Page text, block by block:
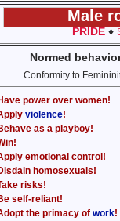
Male
PRIDE♦
Normed
Conformity to
power over women!
violence!
as a playboy!
emotional control!
homosexuals!
risks!
self-reliant!
the primacy ofwork!